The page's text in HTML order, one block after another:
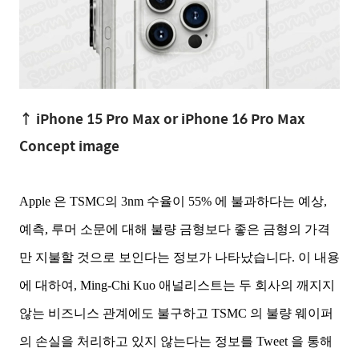
↑ iPhone 15 Pro Max or iPhone 16 Pro Max
Concept image
Apple 은 TSMC의 3nm 수율이 55% 에 불과하다는 예상,
예측, 루머 소문에 대해 불량 금형보다 좋은 금형의 가격
만 지불할 것으로 보인다는 정보가 나타났습니다. 이 내용
에 대하여, Ming-Chi Kuo 애널리스트는 두 회사의 깨지지
않는 비즈니스 관계에도 불구하고 TSMC 의 불량 웨이퍼
의 손실을 처리하고 있지 않는다는 정보를 Tweet 을 통해